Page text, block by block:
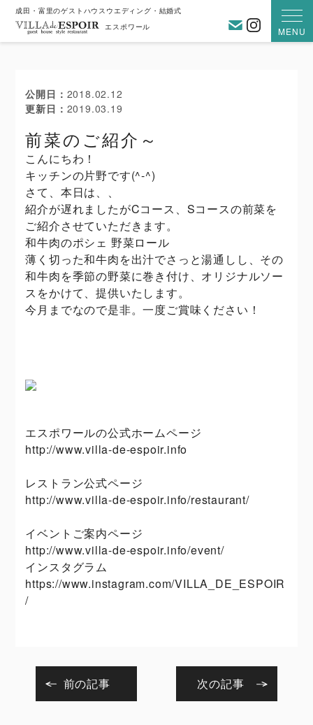
成田・富里のゲストハウスウエディング・結婚式
エスポワール
MENU
お問い合わ
公開日
2018.02.12
更新日
2019.03.19
前菜のご紹介～
こんにちわ！
キッチンの片野です(^-^)
さて、本日は、、
紹介が遅れましたがCコース、Sコースの前菜を
ご紹介させていただきます。
和牛肉のポシェ 野菜ロール
薄く切った和牛肉を出汁でさっと湯通しし、その
和牛肉を季節の野菜に巻き付け、オリジナルソー
スをかけて、提供いたします。
今月までなので是非。一度ご賞味ください！
エスポワールの公式ホームページ
http://www.villa-de-espoir.info
レストラン公式ページ
http://www.villa-de-espoir.info/restaurant/
イベントご案内ページ
http://www.villa-de-espoir.info/event/
インスタグラム
https://www.instagram.com/VILLA_DE_ESPOIR
/
前の記事 次の記事